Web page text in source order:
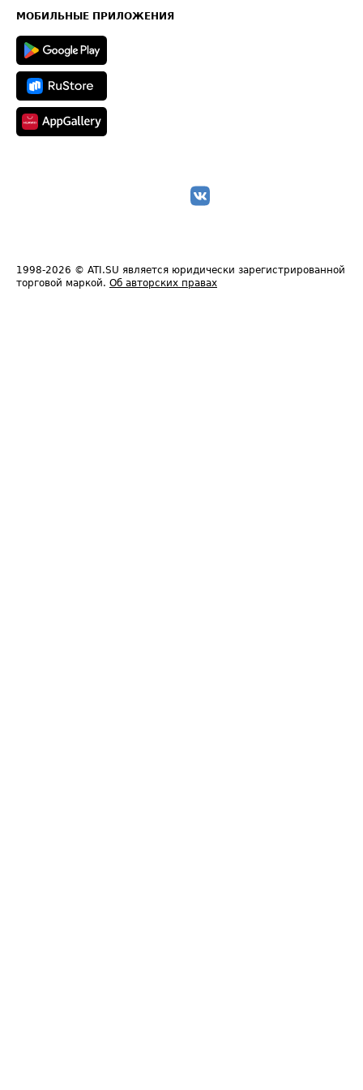
Техническая информация
МОБИЛЬНЫЕ ПРИЛОЖЕНИЯ
1998-2026 © ATI.SU является юридически зарегистрированной
торговой маркой. Об авторских правах